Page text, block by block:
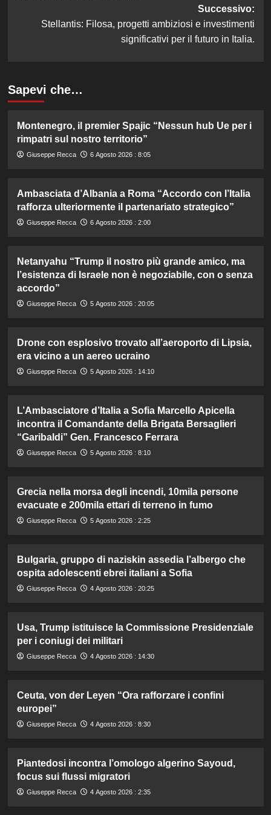
Successivo:
Stellantis: Filosa, progetti ambiziosi e investimenti
significativi per il futuro in Italia.
Sapevi che…
Montenegro, il premier Spajic “Nessun hub Ue per i
rimpatri sul nostro territorio”
Giuseppe Recca 6 Agosto 2026 : 8:05
Ambasciata d’Albania a Roma “Accordo con l’Italia
rafforza ulteriormente il partenariato strategico”
Giuseppe Recca 6 Agosto 2026 : 2:00
Netanyahu “Trump il nostro più grande amico, ma
l’esistenza di Israele non è negoziabile, con o senza
accordo”
Giuseppe Recca 5 Agosto 2026 : 20:05
Drone con esplosivo trovato all’aeroporto di Lipsia,
era vicino a un aereo ucraino
Giuseppe Recca 5 Agosto 2026 : 14:10
L’Ambasciatore d’Italia a Sofia Marcello Apicella
incontra il Comandante della Brigata Bersaglieri
“Garibaldi” Gen. Francesco Ferrara
Giuseppe Recca 5 Agosto 2026 : 8:10
Grecia nella morsa degli incendi, 10mila persone
evacuate e 200mila ettari di terreno in fumo
Giuseppe Recca 5 Agosto 2026 : 2:25
Bulgaria, gruppo di naziskin assedia l’albergo che
ospita adolescenti ebrei italiani a Sofia
Giuseppe Recca 4 Agosto 2026 : 20:25
Usa, Trump istituisce la Commissione Presidenziale
per i coniugi dei militari
Giuseppe Recca 4 Agosto 2026 : 14:30
Ceuta, von der Leyen “Ora rafforzare i confini
europei”
Giuseppe Recca 4 Agosto 2026 : 8:30
Piantedosi incontra l’omologo algerino Sayoud,
focus sui flussi migratori
Giuseppe Recca 4 Agosto 2026 : 2:35